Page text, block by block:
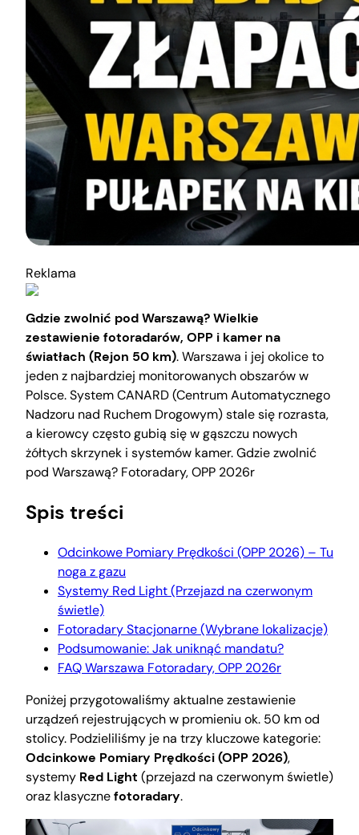
Reklama
Gdzie zwolnić pod Warszawą? Wielkie
zestawienie fotoradarów, OPP i kamer na
światłach (Rejon 50 km). Warszawa i jej okolice to
jeden z najbardziej monitorowanych obszarów w
Polsce. System CANARD (Centrum Automatycznego
Nadzoru nad Ruchem Drogowym) stale się rozrasta,
a kierowcy często gubią się w gąszczu nowych
żółtych skrzynek i systemów kamer. Gdzie zwolnić
pod Warszawą? Fotoradary, OPP 2026r
Spis treści
Odcinkowe Pomiary Prędkości (OPP 2026) – Tu
noga z gazu
Systemy Red Light (Przejazd na czerwonym
świetle)
Fotoradary Stacjonarne (Wybrane lokalizacje)
Podsumowanie: Jak uniknąć mandatu?
FAQ Warszawa Fotoradary, OPP 2026r
Poniżej przygotowaliśmy aktualne zestawienie
urządzeń rejestrujących w promieniu ok. 50 km od
stolicy. Podzieliliśmy je na trzy kluczowe kategorie:
Odcinkowe Pomiary Prędkości (OPP 2026),
systemy Red Light (przejazd na czerwonym świetle)
oraz klasycznefotoradary.